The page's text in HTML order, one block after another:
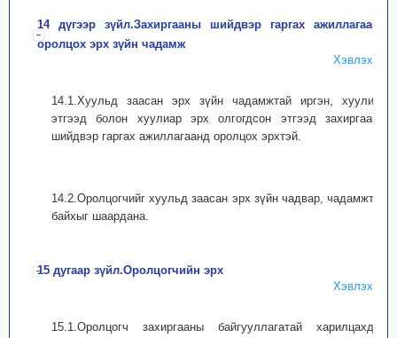
14 дүгээр зүйл.Захиргааны шийдвэр гаргах ажиллагаанд
оролцох эрх зүйн чадамж
Хэвлэх
14.1.Хуульд заасан эрх зүйн чадамжтай иргэн, хуулийн
этгээд болон хуулиар эрх олгогдсон этгээд захиргааны
шийдвэр гаргах ажиллагаанд оролцох эрхтэй.
14.2.Оролцогчийг хуульд заасан эрх зүйн чадвар, чадамжтай
байхыг шаардана.
15 дугаар зүйл.Оролцогчийн эрх
Хэвлэх
15.1.Оролцогч захиргааны байгууллагатай харилцахдаа